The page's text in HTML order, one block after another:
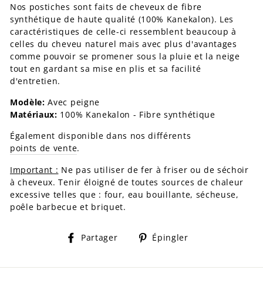
Nos postiches sont faits de cheveux de fibre
synthétique de haute qualité (100% Kanekalon). Les
caractéristiques de celle-ci ressemblent beaucoup à
celles du cheveu naturel mais avec plus d'avantages
comme pouvoir se promener sous la pluie et la neige
tout en gardant sa mise en plis et sa facilité
d'entretien.
Modèle: Avec peigne
Matériaux: 100% Kanekalon - Fibre synthétique
Également disponible dans nos différents
points de vente.
Important : Ne pas utiliser de fer à friser ou de séchoir
à cheveux. Tenir éloigné de toutes sources de chaleur
excessive telles que : four, eau bouillante, sécheuse,
poêle barbecue et briquet.
Partager
PartagerÉpingler